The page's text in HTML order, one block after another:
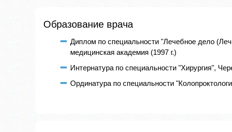
Образование врача
Диплом по специальности "Лечебное дело
медицинская академия (1997 г.)
Интернатура по специальности "Хирургия",
Ординатура по специальности